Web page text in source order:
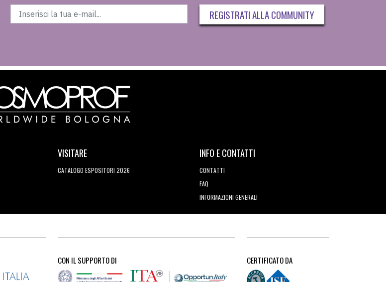
REGISTRATI ALLA COMMUNITY
VISITARE
CATALOGO ESPOSITORI 2026
INFO E CONTATTI
CONTATTI
FAQ
INFORMAZIONI GENERALI
CON IL SUPPORTO DI CERTIFICATO DA